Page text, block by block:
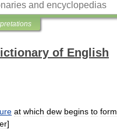
of English
at which dew begins to form
]